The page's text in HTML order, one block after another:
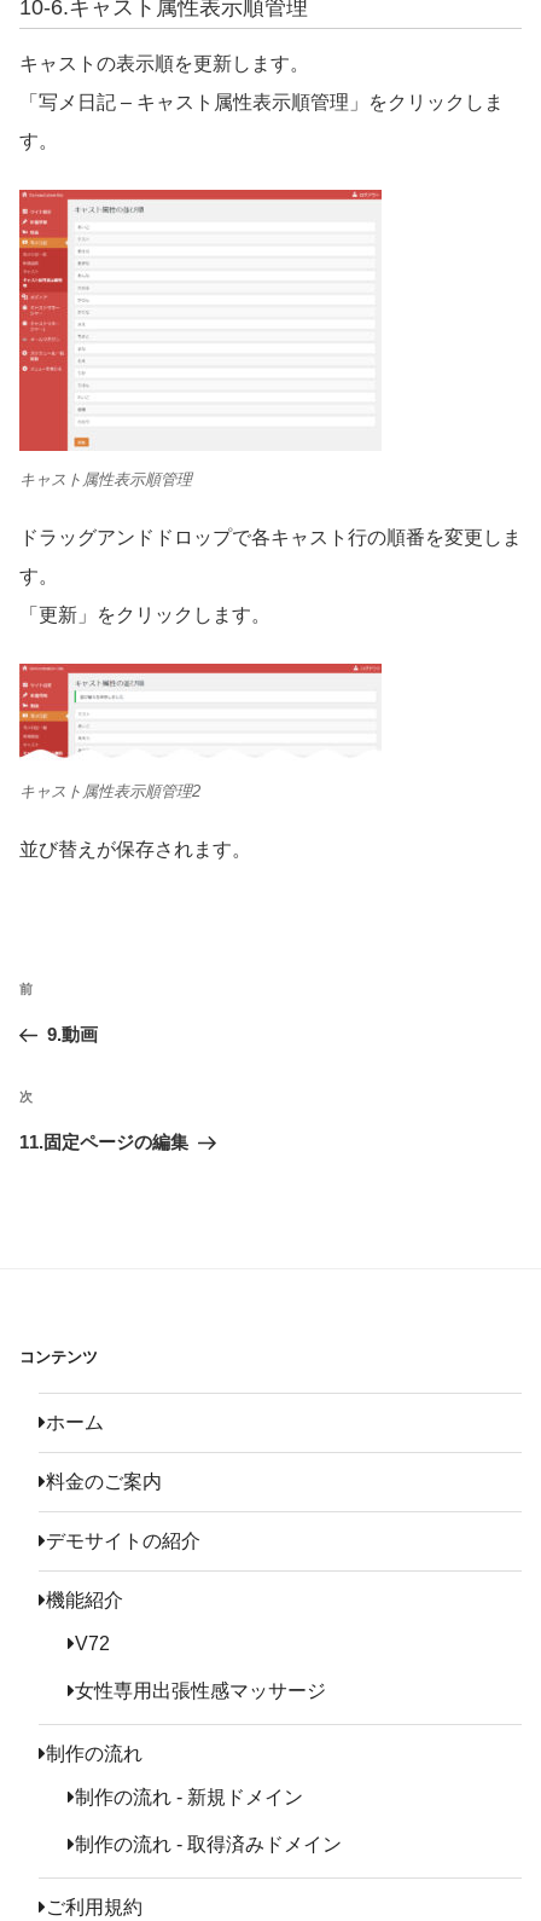
10-6.キャスト属性表示順管理
キャストの表示順を更新します。
「写メ日記 – キャスト属性表示順管理」をクリックしま
す。
キャスト属性表示順管理
ドラッグアンドドロップで各キャスト行の順番を変更しま
す。
「更新」をクリックします。
キャスト属性表示順管理2
並び替えが保存されます。
ジ
ビ
ゲ
前
前
9.動画
次
次
11.固定ページの編集
コンテンツ
ホーム
料金のご案内
デモサイトの紹介
機能紹介
V72
女性専用出張性感マッサージ
制作の流れ
制作の流れ - 新規ドメイン
制作の流れ - 取得済みドメイン
ご利用規約